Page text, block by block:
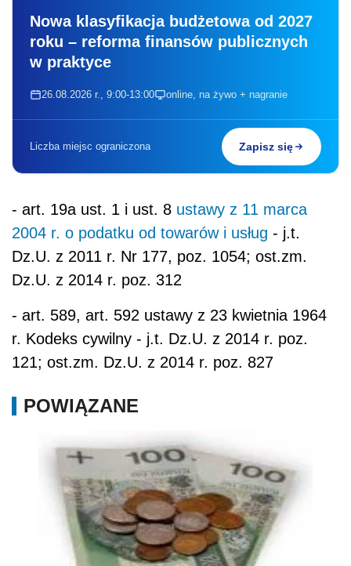
Nowa klasyfikacja budżetowa od 2027
roku – reforma finansów publicznych
w praktyce
26.08.2026 r., 9:00-13:00 online, na żywo + nagranie
Liczba miejsc ograniczona Zapisz się
- art. 19a ust. 1 i ust. 8 ustawy z 11 marca
2004 r. o podatku od towarów i usług - j.t.
Dz.U. z 2011 r. Nr 177, poz. 1054; ost.zm.
Dz.U. z 2014 r. poz. 312
- art. 589, art. 592 ustawy z 23 kwietnia 1964
r. Kodeks cywilny - j.t. Dz.U. z 2014 r. poz.
121; ost.zm. Dz.U. z 2014 r. poz. 827
POWIĄZANE